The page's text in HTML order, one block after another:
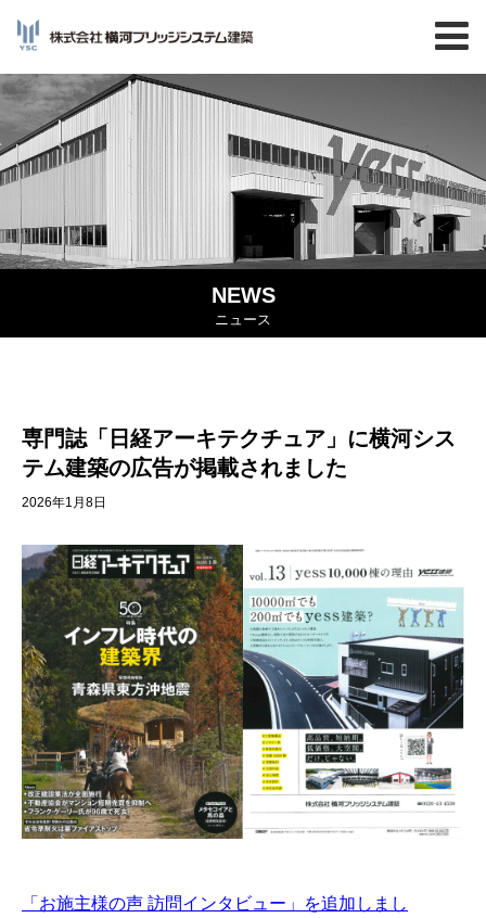
NEWS
ニュース
専門誌「日経アーキテクチュア」に横河シス
テム建築の広告が掲載されました
2026年1月8日
「お施主様の声 訪問インタビュー」を追加しまし